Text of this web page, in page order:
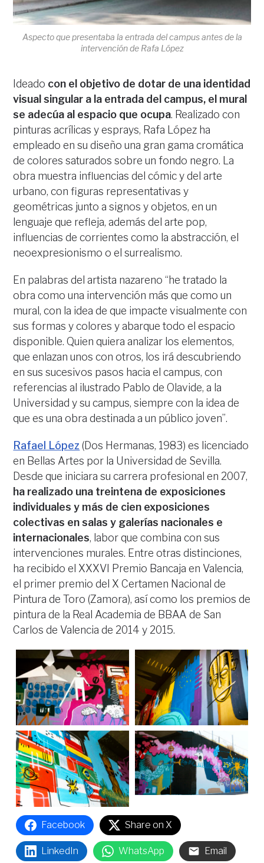
Aspecto que presentaba la entrada del campus antes de la
intervención de Rafa López
Ideado con el objetivo de dotar de una identidad
visual singular a la entrada del campus, el mural
se adecúa al espacio que ocupa. Realizado con
pinturas acrílicas y esprays, Rafa López ha
empleado en su diseño una gran gama cromática
de colores saturados sobre un fondo negro. La
obra muestra influencias del cómic y del arte
urbano, con figuras representativas y
geométricas junto a signos y objetos, en un
lenguaje que refleja, además del arte pop,
influencias de corrientes como la abstracción, el
neoexpresionismo o el surrealismo.
En palabras del artista nazareno “he tratado la
obra como una intervención más que como un
mural, con la idea de que impacte visualmente con
sus formas y colores y abarque todo el espacio
disponible. Quien quiera analizar los elementos,
que enlazan unos con otros, los irá descubriendo
en sus sucesivos pasos hacia el campus, con
referencias al ilustrado Pablo de Olavide, a la
Universidad y su campus, siempre con la idea de
que es una obra destinada a un público joven”.
Rafael López (Dos Hermanas, 1983) es licenciado
en Bellas Artes por la Universidad de Sevilla.
Desde que iniciara su carrera profesional en 2007,
ha realizado una treintena de exposiciones
individuales y más de cien exposiciones
colectivas en salas y galerías nacionales e
internacionales, labor que combina con sus
intervenciones murales. Entre otras distinciones,
ha recibido el XXXVI Premio Bancaja en Valencia,
el primer premio del X Certamen Nacional de
Pintura de Toro (Zamora), así como los premios de
pintura de la Real Academia de BBAA de San
Carlos de Valencia de 2014 y 2015.
Facebook Share on X
LinkedIn WhatsApp Email